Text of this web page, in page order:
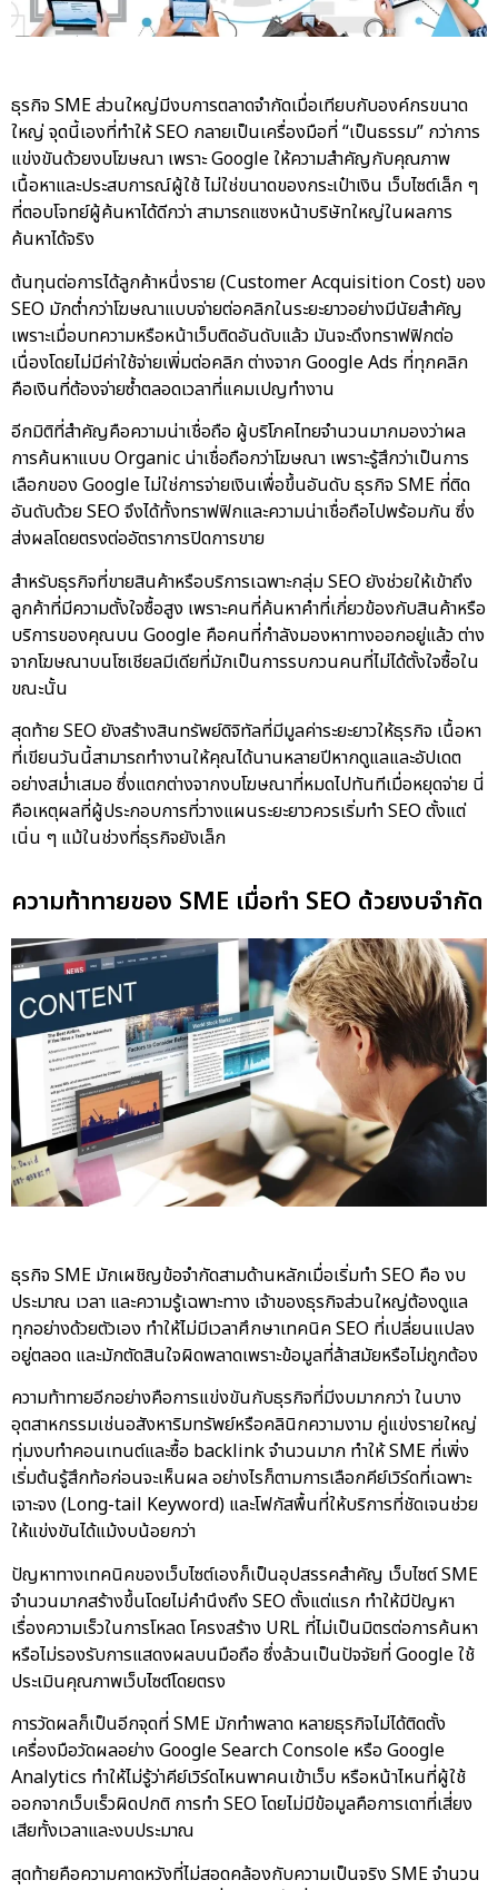
ธุรกิจ SME ส่วนใหญ่มีงบการตลาดจำกัดเมื่อเทียบกับองค์กรขนาด
ใหญ่ จุดนี้เองที่ทำให้ SEO กลายเป็นเครื่องมือที่ “เป็นธรรม” กว่าการ
แข่งขันด้วยงบโฆษณา เพราะ Google ให้ความสำคัญกับคุณภาพ
เนื้อหาและประสบการณ์ผู้ใช้ ไม่ใช่ขนาดของกระเป๋าเงิน เว็บไซต์เล็ก ๆ
ที่ตอบโจทย์ผู้ค้นหาได้ดีกว่า สามารถแซงหน้าบริษัทใหญ่ในผลการ
ค้นหาได้จริง
ต้นทุนต่อการได้ลูกค้าหนึ่งราย (Customer Acquisition Cost) ของ
SEO มักต่ำกว่าโฆษณาแบบจ่ายต่อคลิกในระยะยาวอย่างมีนัยสำคัญ
เพราะเมื่อบทความหรือหน้าเว็บติดอันดับแล้ว มันจะดึงทราฟฟิกต่อ
เนื่องโดยไม่มีค่าใช้จ่ายเพิ่มต่อคลิก ต่างจาก Google Ads ที่ทุกคลิก
คือเงินที่ต้องจ่ายซ้ำตลอดเวลาที่แคมเปญทำงาน
อีกมิติที่สำคัญคือความน่าเชื่อถือ ผู้บริโภคไทยจำนวนมากมองว่าผล
การค้นหาแบบ Organic น่าเชื่อถือกว่าโฆษณา เพราะรู้สึกว่าเป็นการ
เลือกของ Google ไม่ใช่การจ่ายเงินเพื่อขึ้นอันดับ ธุรกิจ SME ที่ติด
อันดับด้วย SEO จึงได้ทั้งทราฟฟิกและความน่าเชื่อถือไปพร้อมกัน ซึ่ง
ส่งผลโดยตรงต่ออัตราการปิดการขาย
สำหรับธุรกิจที่ขายสินค้าหรือบริการเฉพาะกลุ่ม SEO ยังช่วยให้เข้าถึง
ลูกค้าที่มีความตั้งใจซื้อสูง เพราะคนที่ค้นหาคำที่เกี่ยวข้องกับสินค้าหรือ
บริการของคุณบน Google คือคนที่กำลังมองหาทางออกอยู่แล้ว ต่าง
จากโฆษณาบนโซเชียลมีเดียที่มักเป็นการรบกวนคนที่ไม่ได้ตั้งใจซื้อใน
ขณะนั้น
สุดท้าย SEO ยังสร้างสินทรัพย์ดิจิทัลที่มีมูลค่าระยะยาวให้ธุรกิจ เนื้อหา
ที่เขียนวันนี้สามารถทำงานให้คุณได้นานหลายปีหากดูแลและอัปเดต
อย่างสม่ำเสมอ ซึ่งแตกต่างจากงบโฆษณาที่หมดไปทันทีเมื่อหยุดจ่าย นี่
คือเหตุผลที่ผู้ประกอบการที่วางแผนระยะยาวควรเริ่มทำ SEO ตั้งแต่
เนิ่น ๆ แม้ในช่วงที่ธุรกิจยังเล็ก
ความท้าทายของ SME เมื่อทำ SEO ด้วยงบจำกัด
ธุรกิจ SME มักเผชิญข้อจำกัดสามด้านหลักเมื่อเริ่มทำ SEO คือ งบ
ประมาณ เวลา และความรู้เฉพาะทาง เจ้าของธุรกิจส่วนใหญ่ต้องดูแล
ทุกอย่างด้วยตัวเอง ทำให้ไม่มีเวลาศึกษาเทคนิค SEO ที่เปลี่ยนแปลง
อยู่ตลอด และมักตัดสินใจผิดพลาดเพราะข้อมูลที่ล้าสมัยหรือไม่ถูกต้อง
ความท้าทายอีกอย่างคือการแข่งขันกับธุรกิจที่มีงบมากกว่า ในบาง
อุตสาหกรรมเช่นอสังหาริมทรัพย์หรือคลินิกความงาม คู่แข่งรายใหญ่
ทุ่มงบทำคอนเทนต์และซื้อ backlink จำนวนมาก ทำให้ SME ที่เพิ่ง
เริ่มต้นรู้สึกท้อก่อนจะเห็นผล อย่างไรก็ตามการเลือกคีย์เวิร์ดที่เฉพาะ
เจาะจง (Long-tail Keyword) และโฟกัสพื้นที่ให้บริการที่ชัดเจนช่วย
ให้แข่งขันได้แม้งบน้อยกว่า
ปัญหาทางเทคนิคของเว็บไซต์เองก็เป็นอุปสรรคสำคัญ เว็บไซต์ SME
จำนวนมากสร้างขึ้นโดยไม่คำนึงถึง SEO ตั้งแต่แรก ทำให้มีปัญหา
เรื่องความเร็วในการโหลด โครงสร้าง URL ที่ไม่เป็นมิตรต่อการค้นหา
หรือไม่รองรับการแสดงผลบนมือถือ ซึ่งล้วนเป็นปัจจัยที่ Google ใช้
ประเมินคุณภาพเว็บไซต์โดยตรง
การวัดผลก็เป็นอีกจุดที่ SME มักทำพลาด หลายธุรกิจไม่ได้ติดตั้ง
เครื่องมือวัดผลอย่าง Google Search Console หรือ Google
Analytics ทำให้ไม่รู้ว่าคีย์เวิร์ดไหนพาคนเข้าเว็บ หรือหน้าไหนที่ผู้ใช้
ออกจากเว็บเร็วผิดปกติ การทำ SEO โดยไม่มีข้อมูลคือการเดาที่เสี่ยง
เสียทั้งเวลาและงบประมาณ
สุดท้ายคือความคาดหวังที่ไม่สอดคล้องกับความเป็นจริง SME จำนวน